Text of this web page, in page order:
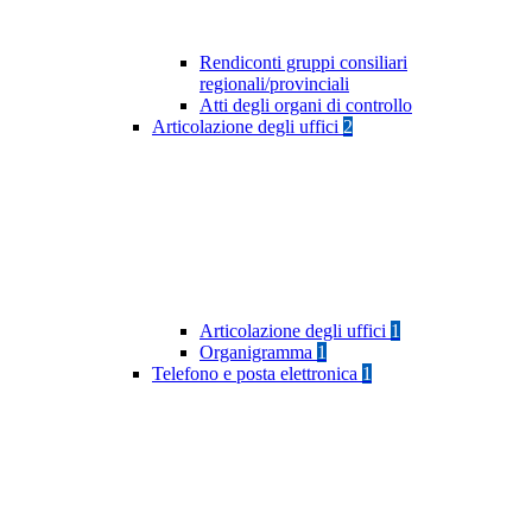
Rendiconti gruppi consiliari
regionali/provinciali
Atti degli organi di controllo
Articolazione degli uffici 2
Articolazione degli uffici 1
Organigramma 1
Telefono e posta elettronica 1